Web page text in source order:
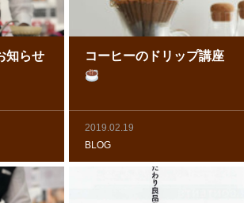
知らせ
コーヒーのドリップ講座
2019.02.19
BLOG